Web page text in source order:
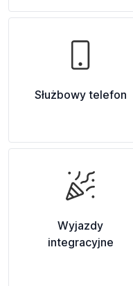
Służbowy telefon
Wyjazdy
integracyjne